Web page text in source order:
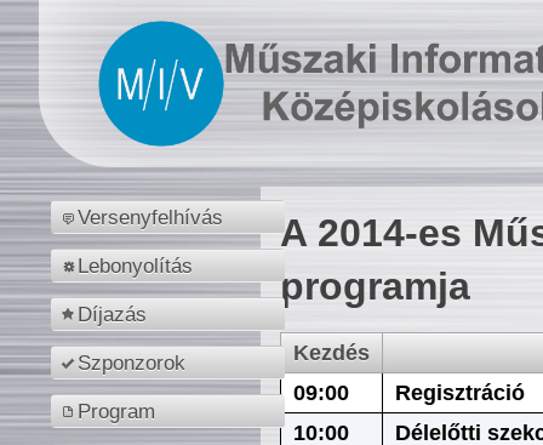
Versenyfelhívás
Lebonyolítás
Díjazás
Szponzorok
Program
A 2014-es
programja
Kezdés
09:00
Regisztráció
10:00
Délelőtti